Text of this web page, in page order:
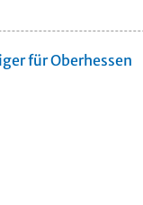
für Oberhessen